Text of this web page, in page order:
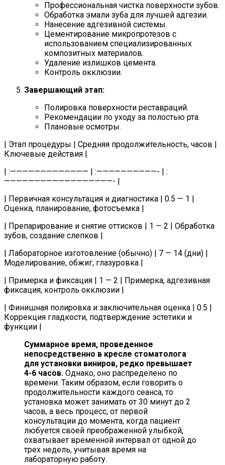
Профессиональная чистка поверхности зубов.
Обработка эмали зуба для лучшей адгезии.
Нанесение адгезивной системы.
Цементирование микропротезов с
использованием специализированных
композитных материалов.
Удаление излишков цемента.
Контроль окклюзии.
Завершающий этап:
Полировка поверхности реставраций.
Рекомендации по уходу за полостью рта.
Плановые осмотры.
| Этап процедуры | Средняя продолжительность, часов |
Ключевые действия |
| :————————————— | :——————————- | :
——————————————————- |
| Первичная консультация и диагностика | 0.5 — 1 |
Оценка, планирование, фотосъемка |
| Препарирование и снятие оттисков | 1 — 2 | Обработка
зубов, создание слепков |
| Лабораторное изготовление (обычно) | 7 — 14 (дни) |
Моделирование, обжиг, глазуровка |
| Примерка и фиксация | 1 — 2 | Примерка, адгезивная
фиксация, контроль окклюзии |
| Финишная полировка и заключительная оценка | 0.5 |
Коррекция гладкости, подтверждение эстетики и
функции |
Суммарное время, проведенное
непосредственно в кресле стоматолога
для установки виниров, редко превышает
4-6 часов. Однако, оно распределено по
времени. Таким образом, если говорить о
продолжительности каждого сеанса, то
установка может занимать от 30 минут до 2
часов, а весь процесс, от первой
консультации до момента, когда пациент
любуется своей преображенной улыбкой,
охватывает временной интервал от одной до
трех недель, учитывая время на
лабораторную работу.